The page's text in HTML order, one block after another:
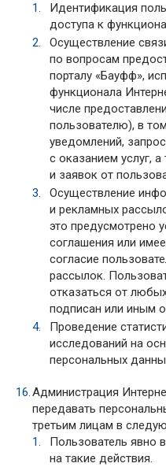
Идентификация
доступа к
Осуществление
по вопросам
порталу «Бауфф»,
функционала
числе
пользователю), в
уведомлений,
с оказанием услуг,
и заявок от
Осуществление
и рекламных
это предусмотрено
соглашения или
согласие
рассылок.
отказаться от
подписан или иным
Проведение
исследований на
персональных
Администрация
передавать
третьим лицам в
Пользователь явно
на такие действия.